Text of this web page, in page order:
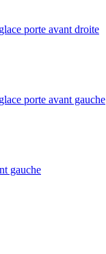
porte avant droite
porte avant gauche
gauche